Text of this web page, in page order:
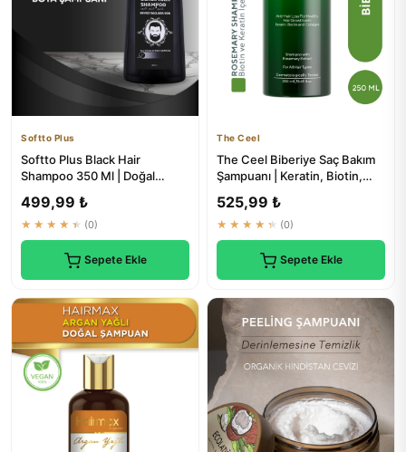
Softto Plus
Softto Plus Black Hair
Shampoo 350 Ml | Doğal
499,99 ₺
★★★★★ (0)
Sepete Ekle
The Ceel
The Ceel Biberiye Saç Bakım
Şampuanı | Keratin, Biotin,
525,99 ₺
★★★★★ (0)
Sepete Ekle